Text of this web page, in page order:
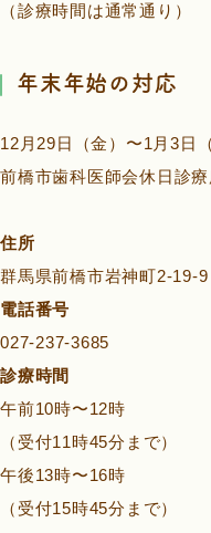
（診療時間は通常通り）
年末年始の対応
12月29日（金）〜1月3日
前橋市歯科医師会休日診
住所
群馬県前橋市岩神町2-19-
電話番号
027-237-3685
診療時間
午前10時〜12時
（受付11時45分まで）
午後13時〜16時
（受付15時45分まで）